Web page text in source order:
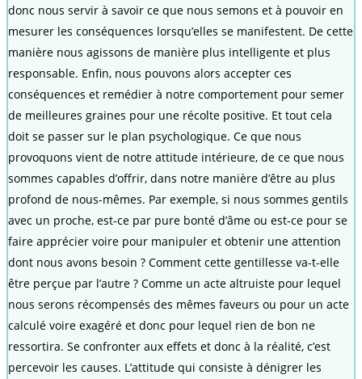
donc nous servir à savoir ce que nous semons et à pouvoir en
mesurer les conséquences lorsqu’elles se manifestent. De cette
manière nous agissons de manière plus intelligente et plus
responsable. Enfin, nous pouvons alors accepter ces
conséquences et remédier à notre comportement pour semer
de meilleures graines pour une récolte positive. Et tout cela
doit se passer sur le plan psychologique. Ce que nous
provoquons vient de notre attitude intérieure, de ce que nous
sommes capables d’offrir, dans notre manière d’être au plus
profond de nous-mêmes. Par exemple, si nous sommes gentils
avec un proche, est-ce par pure bonté d’âme ou est-ce pour se
faire apprécier voire pour manipuler et obtenir une attention
dont nous avons besoin ? Comment cette gentillesse va-t-elle
être perçue par l’autre ? Comme un acte altruiste pour lequel
nous serons récompensés des mêmes faveurs ou pour un acte
calculé voire exagéré et donc pour lequel rien de bon ne
ressortira. Se confronter aux effets et donc à la réalité, c’est
percevoir les causes. L’attitude qui consiste à dénigrer les